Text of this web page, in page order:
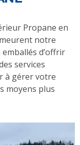
Propane en
notre
d’offrir
services
à gérer votre
moyens plus